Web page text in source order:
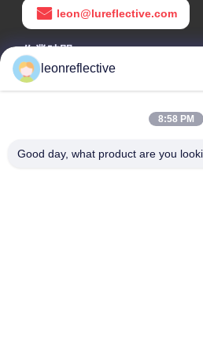
leon@lureflective.com
作業時間
9:00-18:00
2階,D2ビル,黄井科学技術公園,ハイ
leonreflective
8:58 PM
Good day, what product are you